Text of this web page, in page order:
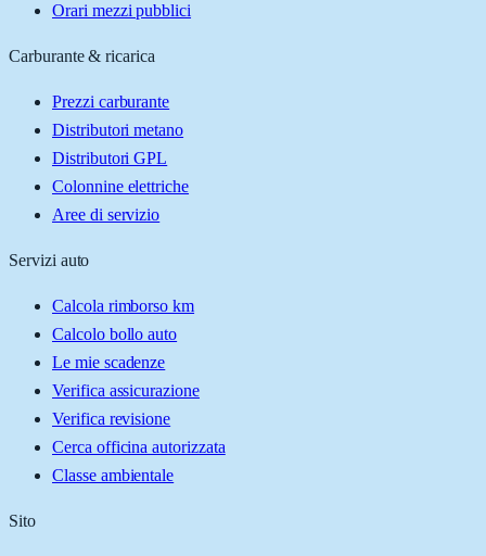
Orari mezzi pubblici
Carburante & ricarica
Prezzi carburante
Distributori metano
Distributori GPL
Colonnine elettriche
Aree di servizio
Servizi auto
Calcola rimborso km
Calcolo bollo auto
Le mie scadenze
Verifica assicurazione
Verifica revisione
Cerca officina autorizzata
Classe ambientale
Sito